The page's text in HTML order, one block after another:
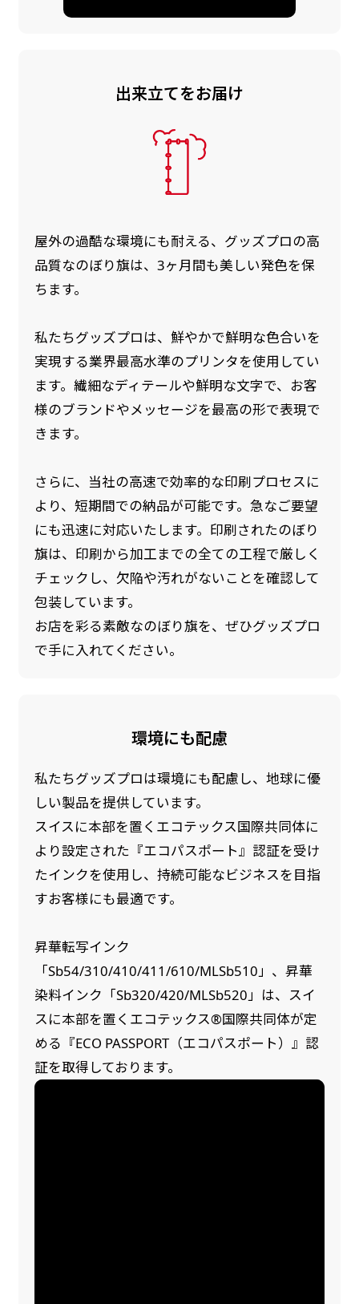
出来立てをお届け
屋外の過酷な環境にも耐える、グッズプロの高
品質なのぼり旗は、3ヶ月間も美しい発色を保
ちます。
私たちグッズプロは、鮮やかで鮮明な色合いを
実現する業界最高水準のプリンタを使用してい
ます。繊細なディテールや鮮明な文字で、お客
様のブランドやメッセージを最高の形で表現で
きます。
さらに、当社の高速で効率的な印刷プロセスに
より、短期間での納品が可能です。急なご要望
にも迅速に対応いたします。印刷されたのぼり
旗は、印刷から加工までの全ての工程で厳しく
チェックし、欠陥や汚れがないことを確認して
包装しています。
お店を彩る素敵なのぼり旗を、ぜひグッズプロ
で手に入れてください。
環境にも配慮
私たちグッズプロは環境にも配慮し、地球に優
しい製品を提供しています。
スイスに本部を置くエコテックス国際共同体に
より設定された『エコパスポート』認証を受け
たインクを使用し、持続可能なビジネスを目指
すお客様にも最適です。
昇華転写インク
「Sb54/310/410/411/610/MLSb510」、昇華
染料インク「Sb320/420/MLSb520」は、スイ
スに本部を置くエコテックス®国際共同体が定
める『ECO PASSPORT（エコパスポート）』認
証を取得しております。